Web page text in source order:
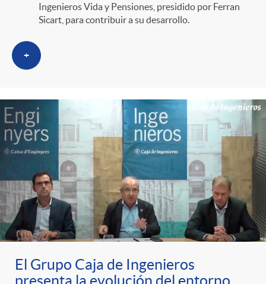
Ingenieros Vida y Pensiones, presidido por Ferran
Sicart, para contribuir a su desarrollo.
+
El Grupo Caja de Ingenieros
presenta la evolución del entorno